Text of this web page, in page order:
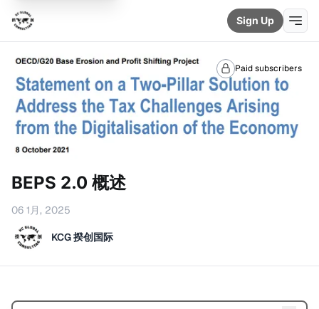
Sign Up
Paid subscribers
BEPS 2.0 概述
06 1月, 2025
KCG 揆创国际